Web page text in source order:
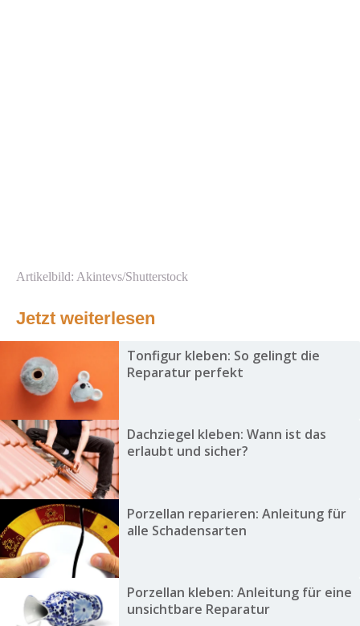
Artikelbild: Akintevs/Shutterstock
Jetzt weiterlesen
Tonfigur kleben: So gelingt die
Reparatur perfekt
Dachziegel kleben: Wann ist das
erlaubt und sicher?
Porzellan reparieren: Anleitung für
alle Schadensarten
Porzellan kleben: Anleitung für eine
unsichtbare Reparatur